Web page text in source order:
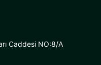
Caddesi NO:8/A